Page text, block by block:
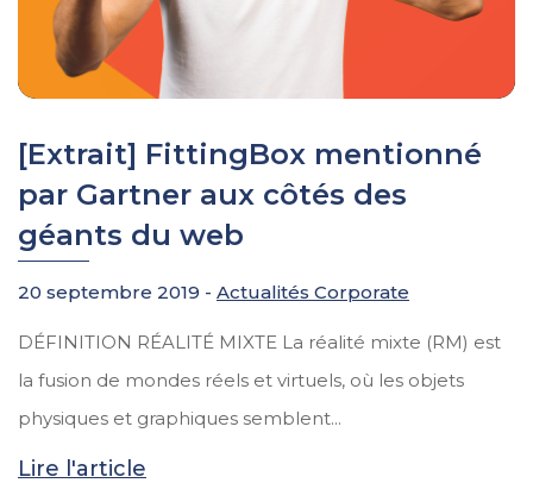
[Extrait] FittingBox mentionné
par Gartner aux côtés des
géants du web
20 septembre 2019 - Actualités Corporate
DÉFINITION RÉALITÉ MIXTE La réalité mixte (RM) est
la fusion de mondes réels et virtuels, où les objets
physiques et graphiques semblent...
Lire l'article